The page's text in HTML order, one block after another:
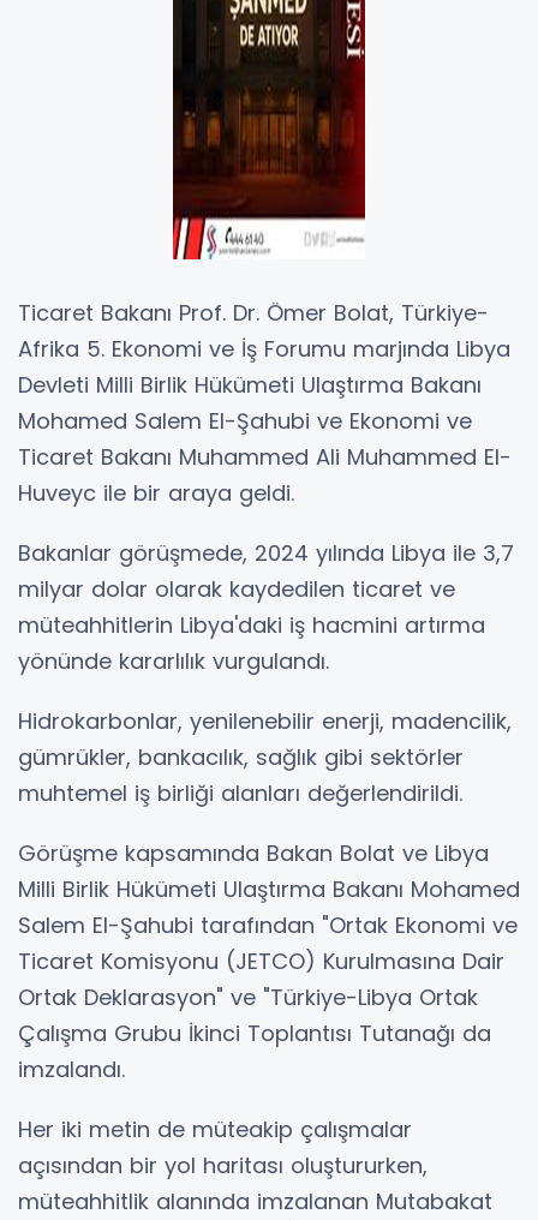
Ticaret Bakanı Prof. Dr. Ömer Bolat, Türkiye-
Afrika 5. Ekonomi ve İş Forumu marjında Libya
Devleti Milli Birlik Hükümeti Ulaştırma Bakanı
Mohamed Salem El-Şahubi ve Ekonomi ve
Ticaret Bakanı Muhammed Ali Muhammed El-
Huveyc ile bir araya geldi.
Bakanlar görüşmede, 2024 yılında Libya ile 3,7
milyar dolar olarak kaydedilen ticaret ve
müteahhitlerin Libya'daki iş hacmini artırma
yönünde kararlılık vurgulandı.
Hidrokarbonlar, yenilenebilir enerji, madencilik,
gümrükler, bankacılık, sağlık gibi sektörler
muhtemel iş birliği alanları değerlendirildi.
Görüşme kapsamında Bakan Bolat ve Libya
Milli Birlik Hükümeti Ulaştırma Bakanı Mohamed
Salem El-Şahubi tarafından "Ortak Ekonomi ve
Ticaret Komisyonu (JETCO) Kurulmasına Dair
Ortak Deklarasyon" ve "Türkiye-Libya Ortak
Çalışma Grubu İkinci Toplantısı Tutanağı da
imzalandı.
Her iki metin de müteakip çalışmalar
açısından bir yol haritası oluştururken,
müteahhitlik alanında imzalanan Mutabakat